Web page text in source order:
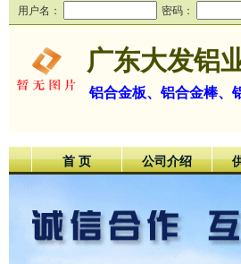
用户名： 密码：
广东大发铝
铝合金板、铝合金棒、
首 页 公司介绍